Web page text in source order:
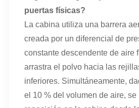
puertas físicas?
La cabina utiliza una barrera
creada por un diferencial de
constante descendente de aire
arrastra el polvo hacia las
inferiores. Simultáneamente,
el 10 % del volumen de aire,